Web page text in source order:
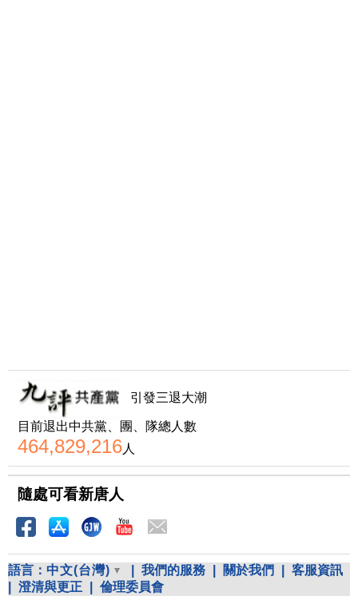
引發三退大潮
目前退出中共黨、團、隊總人數
464,829,216人
隨處可看新唐人
語言： 中文(台灣) 我們的服務 關於我們
客服資訊
澄清與更正 倫理委員會